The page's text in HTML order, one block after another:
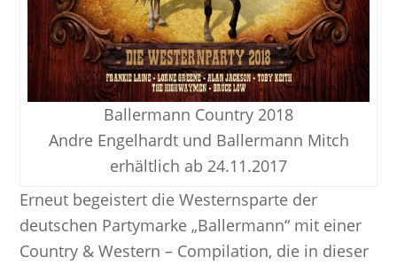
Ballermann Country 2018
Andre Engelhardt und Ballermann Mitch
erhältlich ab 24.11.2017
Erneut begeistert die Westernsparte der
deutschen Partymarke „Ballermann“ mit einer
Country & Western – Compilation, die in dieser